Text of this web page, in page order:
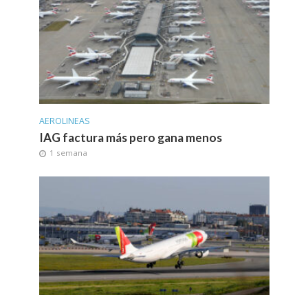
AEROLINEAS
IAG factura más pero gana menos
1 semana